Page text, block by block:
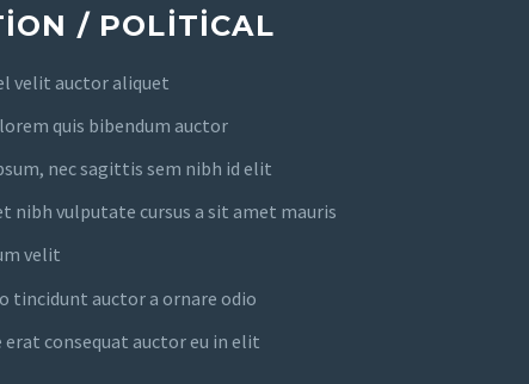
/ POLITICAL
velit auctor aliquet
quis bibendum auctor
nec sagittis sem nibh id elit
nibh vulputate cursus a sit amet mauris
velit
tincidunt auctor a ornare odio
erat consequat auctor eu in elit